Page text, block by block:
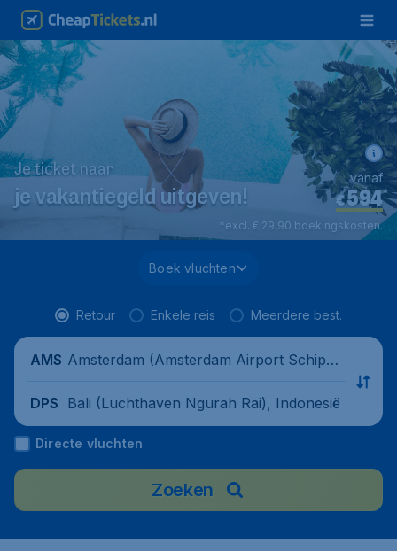
Je ticket naar
je vakantiegeld uitgeven! €594*
vanaf
*excl. € 29,90 boekingskosten.
Boek vluchten
Retour Enkele reis Meerdere best.
AMS Amsterdam (Amsterdam Airport Schipho
DPS Bali (Luchthaven Ngurah Rai), Indonesië
Directe vluchten
Zoeken